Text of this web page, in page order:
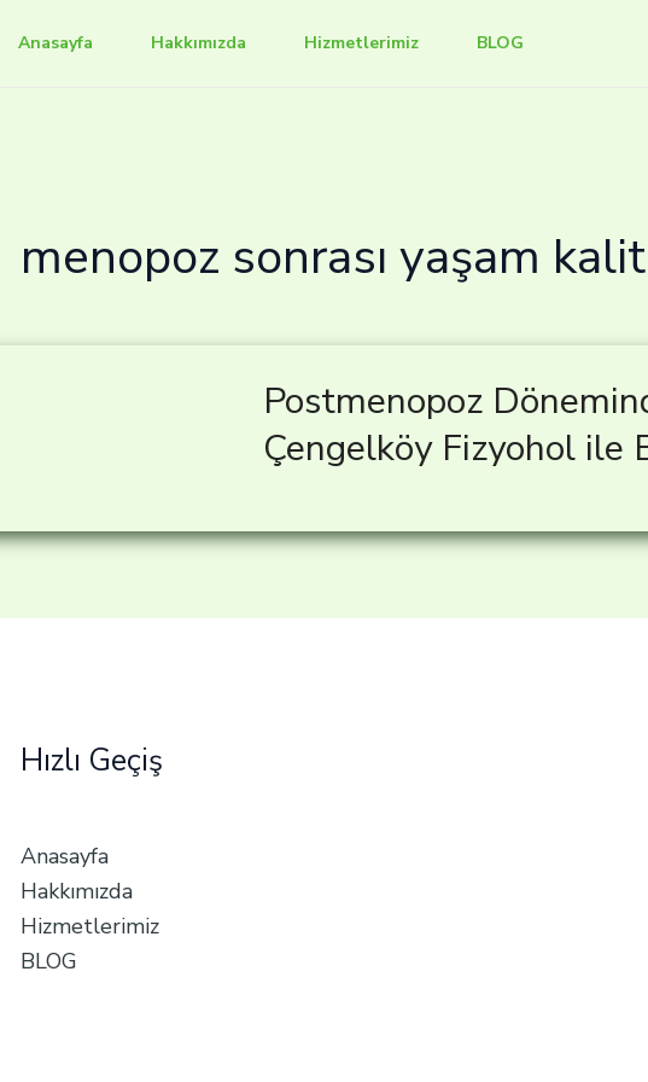
Anasayfa Hakkımızda Hizmetlerimiz BLOG
menopoz sonrası yaşam
Postmenopoz
Çengelköy Fizyohol ile
Hızlı Geçiş
Anasayfa
Hakkımızda
Hizmetlerimiz
BLOG